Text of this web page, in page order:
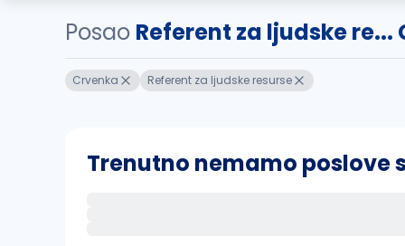
Posao Referent za ljudske re...
Crvenka Referent za ljudske resurse
Trenutno nemamo poslove